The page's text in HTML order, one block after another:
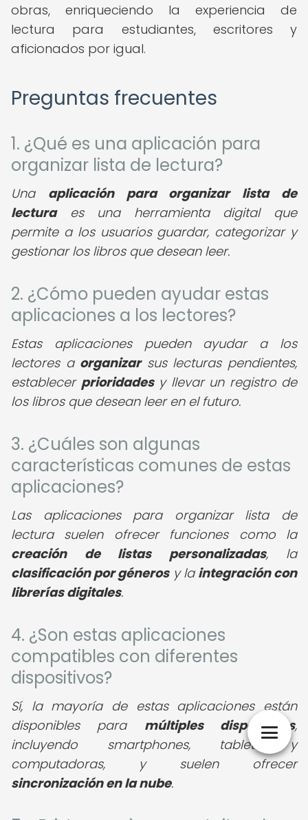
obras, enriqueciendo la experiencia de
lectura para estudiantes, escritores y
aficionados por igual.
Preguntas frecuentes
1. ¿Qué es una aplicación para
organizar lista de lectura?
Una aplicación para organizar lista de
lecturaes una herramienta digital que
permite a los usuarios guardar, categorizar y
gestionar los libros que desean leer.
2. ¿Cómo pueden ayudar estas
aplicaciones a los lectores?
Estas aplicaciones pueden ayudar a los
lectores a organizarsus lecturas pendientes,
establecer prioridadesy llevar un registro de
los libros que desean leer en el futuro.
3. ¿Cuáles son algunas
características comunes de estas
aplicaciones?
Las aplicaciones para organizar lista de
lectura suelen ofrecer funciones como la
creación de listas personalizadas, la
clasificación por génerosy la integración con
librerías digitales.
4. ¿Son estas aplicaciones
compatibles con diferentes
dispositivos?
Sí, la mayoría de estas aplicaciones están
disponibles para múltiples dispositivos,
incluyendo smartphones, tablets y
computadoras, y suelen ofrecer
sincronización en la nube.